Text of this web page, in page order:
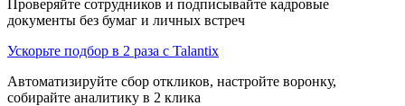
Проверяйте сотрудников и подписывайте кадровые
документы без бумаг и личных встреч
Ускорьте подбор в 2 раза с Talantix
Автоматизируйте сбор откликов, настройте воронку,
собирайте аналитику в 2 клика